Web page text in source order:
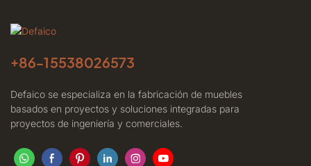
+86-15538026573
Defaico se especializa en la fabricación de muebles
basados ​​en proyectos y soluciones integradas para
proyectos de ingeniería y comerciales.